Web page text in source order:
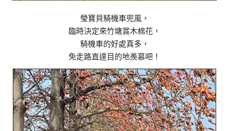
瑩寶貝騎機車兜風，
臨時決定來竹塘賞木棉花，
騎機車的好處真多，
免走路直達目的地羨慕吧！